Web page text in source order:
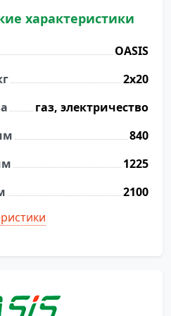
характеристики
OASIS
2х20
газ, электричество
840
1225
2100